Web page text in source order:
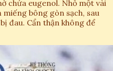
chứa eugenol. Nhỏ một vài
bông gòn sạch, sau
đau. Cẩn thận không để